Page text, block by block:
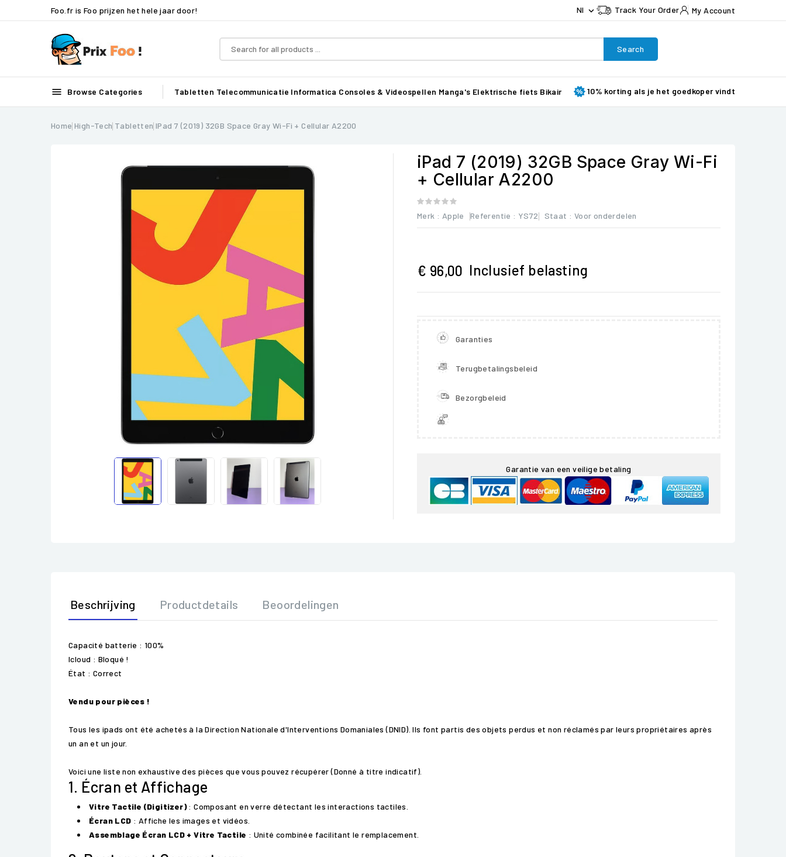
Foo.fr is Foo prijzen het hele jaar door! Nl  Track Your Order My Account
Search
 Browse Categories Tabletten Telecommunicatie Informatica Consoles & Videospellen Manga's Elektrische fiets Bikair 10% korting als je het goedkoper vindt
Home High-Tech Tabletten IPad 7 (2019) 32GB Space Gray Wi-Fi + Cellular A2200
iPad 7 (2019) 32GB Space Gray Wi-Fi
+ Cellular A2200
Merk : Apple Referentie : YS72 Staat : Voor onderdelen
€ 96,00 Inclusief belasting
Garanties
Terugbetalingsbeleid
Bezorgbeleid
Garantie van een veilige betaling
Beschrijving Productdetails Beoordelingen
Capacité batterie : 100%
Icloud : Bloqué !
État : Correct
Vendu pour pièces !
Tous les ipads ont été achetés à la Direction Nationale d'Interventions Domaniales (DNID). Ils font partis des objets perdus et non réclamés par leurs propriétaires après
un an et un jour.
Voici une liste non exhaustive des pièces que vous pouvez récupérer (Donné à titre indicatif).
1. Écran et Affichage
Vitre Tactile (Digitizer): Composant en verre détectant les interactions tactiles.
Écran LCD : Affiche les images et vidéos.
Assemblage Écran LCD + Vitre Tactile : Unité combinée facilitant le remplacement.